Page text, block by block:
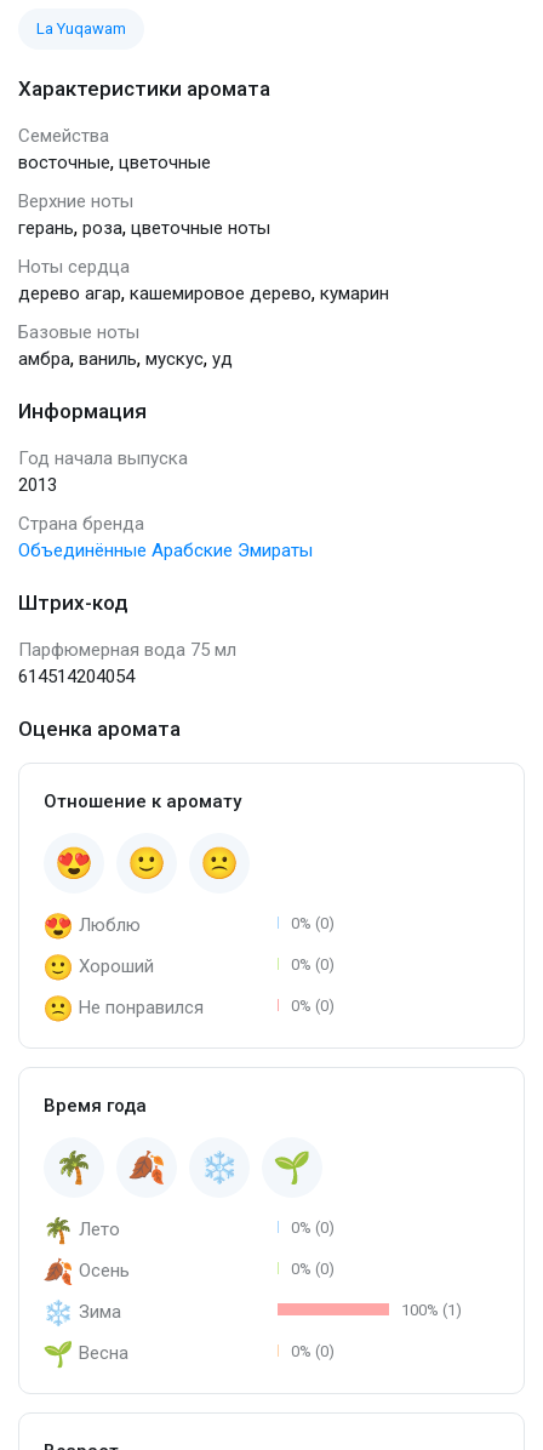
La Yuqawam
Характеристики аромата
Семейства
восточные, цветочные
Верхние ноты
герань, роза, цветочные ноты
Ноты сердца
дерево агар, кашемировое дерево, кумарин
Базовые ноты
амбра, ваниль, мускус, уд
Информация
Год начала выпуска
2013
Страна бренда
Объединённые Арабские Эмираты
Штрих-код
Парфюмерная вода 75 мл
614514204054
Оценка аромата
Отношение к аромату
Люблю 0% (0)
Хороший 0% (0)
Не понравился 0% (0)
Время года
Лето 0% (0)
Осень 0% (0)
Зима 100% (1)
Весна 0% (0)